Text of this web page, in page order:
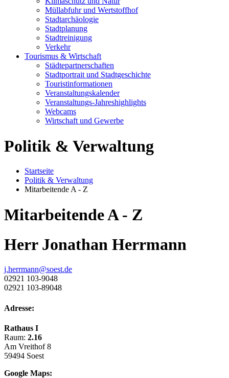
Müllabfuhr und Wertstoffhof
Stadtarchäologie
Stadtplanung
Stadtreinigung
Verkehr
Tourismus & Wirtschaft
Städtepartnerschaften
Stadtportrait und Stadtgeschichte
Touristinformationen
Veranstaltungskalender
Veranstaltungs-Jahreshighlights
Webcams
Wirtschaft und Gewerbe
Politik & Verwaltung
Startseite
Politik & Verwaltung
Mitarbeitende A - Z
Mitarbeitende A - Z
Herr Jonathan Herrmann
j.herrmann@soest.de
02921 103-9048
02921 103-89048
Adresse:
Rathaus I
Raum: 2.16
Am Vreithof 8
59494 Soest
Google Maps: